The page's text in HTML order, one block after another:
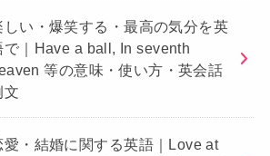
しい・爆笑する・最高の気分を英
で｜Have a ball, In seventh
等の意味・使い方・英会話
文
愛・結婚に関する英語｜Love at